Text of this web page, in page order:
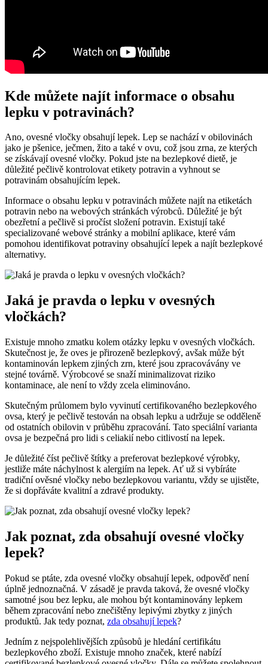
Kde ⁢můžete najít informace o obsahu
lepku v potravinách?
Ano, ovesné⁤ vločky obsahují⁣ lepek.‍ Lep‌ se nachází v obilovinách
jako ​je pšenice, ječmen, ‌žito a také v ovu, což jsou zrna,​ ze kterých
se získávají ovesné vločky. Pokud jste na bezlepkové dietě, je⁣
důležité pečlivě kontrolovat​ etikety potravin a vyhnout se
potravinám ‌obsahujícím lepek.
Informace o obsahu lepku v‍ potravinách ​můžete najít na etiketách
potravin nebo na webových ⁣stránkách‌ výrobců.​ Důležité je být
obezřetní a ⁤pečlivě si‌ pročíst složení ⁢potravin.⁢ Existují ⁢také
specializované webové stránky a mobilní aplikace, ⁤které vám ​
pomohou ‍identifikovat‍ potraviny obsahující ⁤lepek a ⁢najít ​bezlepkové
alternativy.
Jaká⁣ je⁣ pravda o lepku v ovesných
vločkách?
Existuje mnoho zmatku kolem otázky​ lepku v⁤ ovesných ⁤vločkách.
⁢Skutečnost je, že oves ‍je přirozeně bezlepkový, avšak​ může být
kontaminován lepkem ‍zjiných zrn, které jsou⁤ zpracovávány ve
stejné‌ továrně. Výrobcové se snaží minimalizovat riziko
kontaminace, ale⁤ není ‍to⁤ vždy zcela eliminováno.
Skutečným průlomem‌ bylo⁣ vyvinutí certifikovaného bezlepkového
ovsa, ⁤který je pečlivě testován na ⁤obsah⁤ lepku a udržuje⁣ se odděleně​
od ostatních⁢ obilovin v průběhu⁤ zpracování.​ Tato⁤ speciální varianta
ovsa je bezpečná​ pro lidi‌ s celiakií nebo‌ citlivostí na lepek.
Je důležité číst pečlivě štítky a preferovat bezlepkové výrobky,​
jestliže máte náchylnost k ⁢alergiím na lepek. Ať už ‍si‌ vybíráte
‌tradiční ověsné vločky nebo bezlepkovou variantu, vždy se ujistěte,
že si ‌dopřáváte kvalitní a​ zdravé produkty.
Jak poznat, zda obsahují ovesné vločky
‍lepek?
Pokud se ptáte, zda ‍ovesné⁢ vločky obsahují lepek,⁣ odpověď není
⁤úplně jednoznačná. V ⁣zásadě je pravda taková, ‌že ⁢ovesné vločky
samotné jsou bez lepku, ‌ale mohou být kontaminovány lepkem
během zpracování ⁣nebo ‍znečištěny lepivými zbytky ‍z ⁣jiných
produktů. Jak tedy‌ poznat, zda obsahují lepek?
Jedním z nejspolehlivějších způsobů je ‌hledání certifikátu ​
bezlepkového zboží. Existuje mnoho značek, které nabízí